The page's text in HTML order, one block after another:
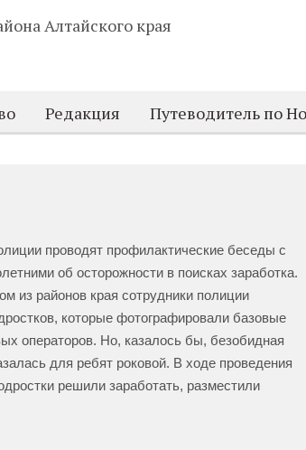
Алтайского края
Редакция Путеводитель по
проводят профилактические беседы с
об осторожности в поисках заработка.
из районов края сотрудники полиции
которые фотографировали базовые
операторов. Но, казалось бы, безобидная
для ребят роковой. В ходе проведения
решили заработать, разместили